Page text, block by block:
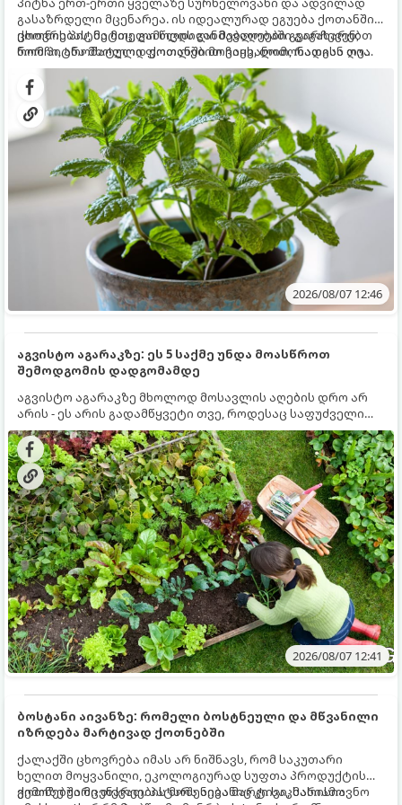
გასაზრდელი მცენარეა. ის იდეალურად ეგუება ქოთანში
ცხოვრებას, მეტიც, გამოცდილი მებაღეები გვირჩევენ,
რომ პიტნა მხოლოდ ქოთანში მოვიყვანოთ, რადგან ღია
გრუნტში (ბაღში) დარგვისას ის ფესვებით ძალიან
სწრაფად ვრცელდება და სხვა მცენარეებს ავიწროებს.
ქოთნის პიტნა მთელი წლის განმავლობაში გაგახარებთ
ნორჩი, არომატული ფოთლებით ჩაის, ლიმონათისა თუ
კერძებისთვის.
2026/08/07 12:46
აგვისტო აგარაკზე: ეს 5 საქმე უნდა მოასწროთ
შემოდგომის დადგომამდე
აგვისტო აგარაკზე მხოლოდ მოსავლის აღების დრო არ
არის - ეს არის გადამწყვეტი თვე, როდესაც საფუძველი
ეყრება მომავალი წლის მოსავალს და ბაღი მზადდება
შემოდგომა-ზამთრის სეზონისთვის. იმისათვის, რომ
ნიადაგმა ენერგია აღიდგინოს, ხოლო მცენარეებმა
ზამთარს გაუძლონ, აგვისტოს ბოლომდე 5
მნიშვნელოვანი საქმის გაკეთება უნდა მოასწროთ:
2026/08/07 12:41
ბოსტანი აივანზე: რომელი ბოსტნეული და მწვანილი
იზრდება მარტივად ქოთნებში
ქალაქში ცხოვრება იმას არ ნიშნავს, რომ საკუთარი
ხელით მოყვანილი, ეკოლოგიურად სუფთა პროდუქტის
გემოზე უარი თქვათ. პატარა აივანიც კი საკმარისია
ქოთნებში მცენარეების მოშენება მარტივი, სასიამოვნო